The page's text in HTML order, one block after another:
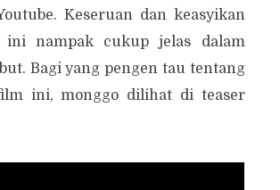
Keseruan dan keasyikan
ini nampak cukup jelas dalam
Bagi yang pengen tau tentang
ini, monggo dilihat di teaser